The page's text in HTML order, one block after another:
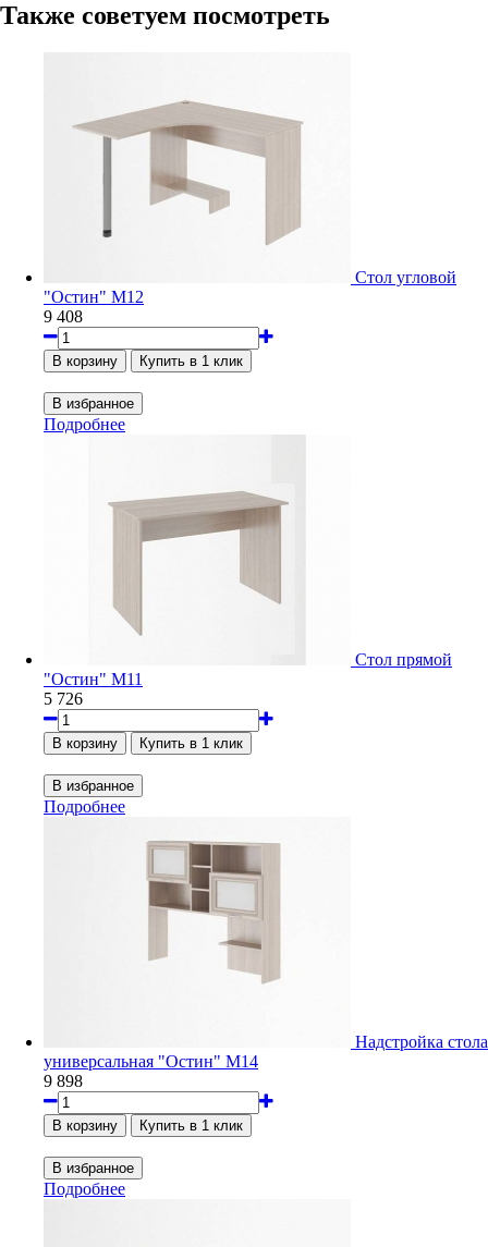
Также советуем посмотреть
Стол угловой
"Остин" М12
9 408
Подробнее
Стол прямой
"Остин" М11
5 726
Подробнее
Надстройка стола
универсальная "Остин" М14
9 898
Подробнее